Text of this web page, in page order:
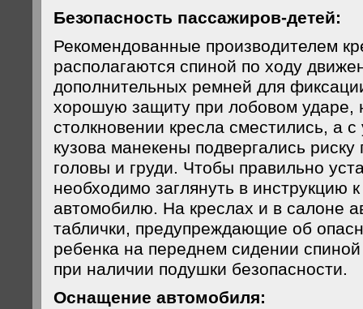
Безопасность пассажиров-детей:
Рекомендованные производителем
располагаются спиной по ходу
дополнительных ремней для
хорошую защиту при лобовом ударе,
столкновении кресла сместились, а
кузова манекены подвергались риску
головы и груди. Чтобы правильно
необходимо заглянуть в инструкцию
автомобилю. На креслах и в салоне
таблички, предупреждающие об
ребенка на переднем сидении
при наличии подушки безопасности.
Оснащение автомобиля: